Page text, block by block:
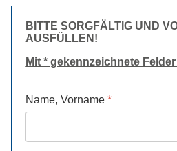
BITTE SORGFÄLTIG UND
AUSFÜLLEN!
Mit * gekennzeichnete
Name, Vorname*